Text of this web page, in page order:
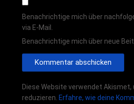
Benachrichtige mich über
via E-Mail.
Benachrichtige mich über neue
Diese Website verwendet Akismet,
reduzieren. Erfahre, wie deine